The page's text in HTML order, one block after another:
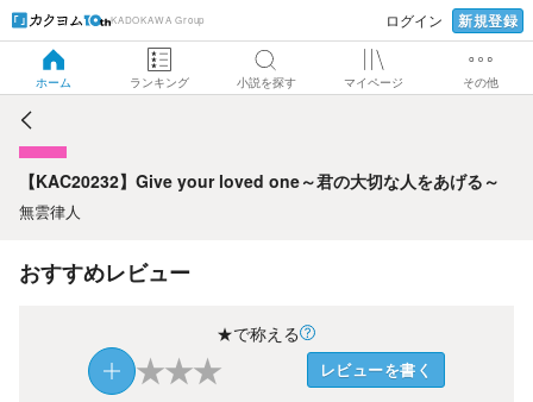
KADOKAWA Group ログイン 新規登録
ホーム ランキング 小説を探す マイページ その他
【KAC20232】Give your loved one～君の大切な人をあげ
る～
【KAC20232】Give your loved one～君の大切な人をあげる～
無雲律人
おすすめレビュー
★で称える
★★★ レビューを書く